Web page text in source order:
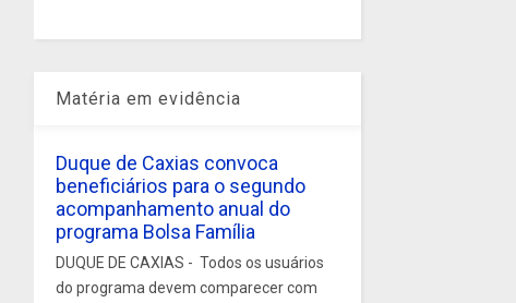
Matéria em evidência
Duque de Caxias convoca
beneficiários para o segundo
acompanhamento anual do
programa Bolsa Família
DUQUE DE CAXIAS - Todos os usuários
do programa devem comparecer com